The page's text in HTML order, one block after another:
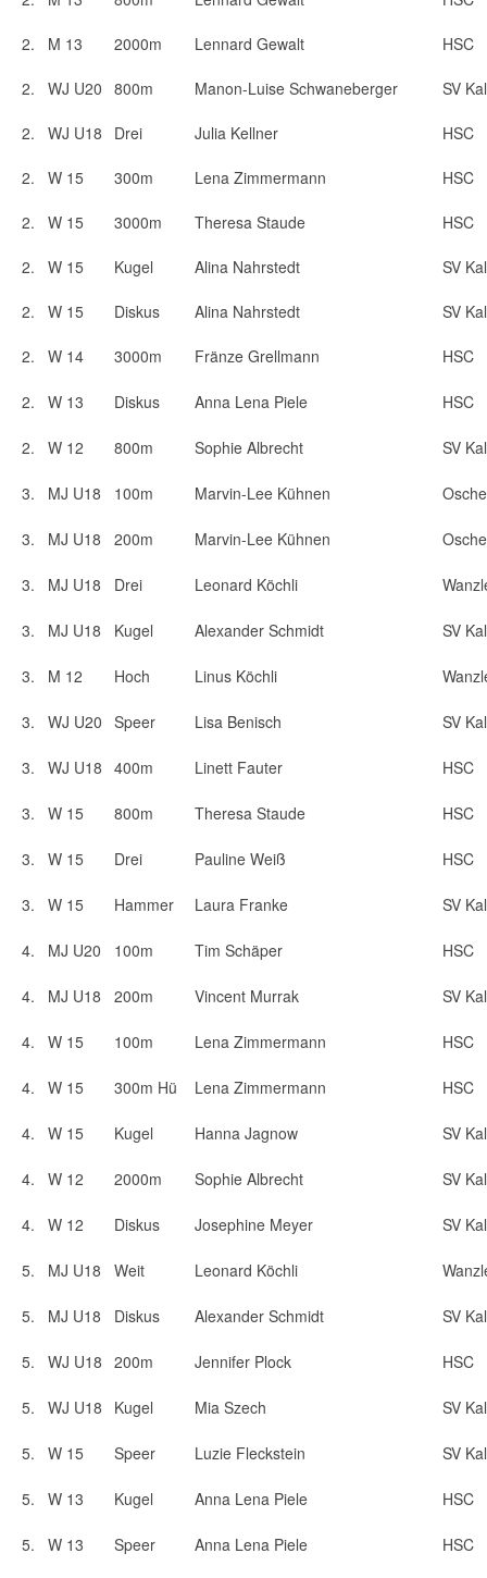
2. M 13 2000m Lennard Gewalt HSC
2. WJ U20 800m Manon-Luise Schwaneberger SV
2. WJ U18 Drei Julia Kellner HSC
2. W 15 300m Lena Zimmermann HSC
2. W 15 3000m Theresa Staude HSC
2. W 15 Kugel Alina Nahrstedt SV
2. W 15 Diskus Alina Nahrstedt SV
2. W 14 3000m Fränze Grellmann HSC
2. W 13 Diskus Anna Lena Piele HSC
2. W 12 800m Sophie Albrecht SV
3. MJ U18 100m Marvin-Lee Kühnen
3. MJ U18 200m Marvin-Lee Kühnen
3. MJ U18 Drei Leonard Köchli
3. MJ U18 Kugel Alexander Schmidt SV
3. M 12 Hoch Linus Köchli
3. WJ U20 Speer Lisa Benisch SV
3. WJ U18 400m Linett Fauter HSC
3. W 15 800m Theresa Staude HSC
3. W 15 Drei Pauline Weiß HSC
3. W 15 Hammer Laura Franke SV
4. MJ U20 100m Tim Schäper HSC
4. MJ U18 200m Vincent Murrak SV
4. W 15 100m Lena Zimmermann HSC
4. W 15 300m Hü Lena Zimmermann HSC
4. W 15 Kugel Hanna Jagnow SV
4. W 12 2000m Sophie Albrecht SV
4. W 12 Diskus Josephine Meyer SV
5. MJ U18 Weit Leonard Köchli
5. MJ U18 Diskus Alexander Schmidt SV
5. WJ U18 200m Jennifer Plock HSC
5. WJ U18 Kugel Mia Szech SV
5. W 15 Speer Luzie Fleckstein SV
5. W 13 Kugel Anna Lena Piele HSC
5. W 13 Speer Anna Lena Piele HSC